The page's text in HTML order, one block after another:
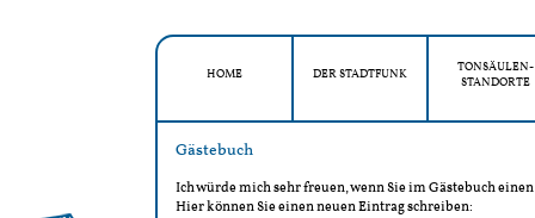
HOME DER STADTFUNK
TONSÄULEN-
STANDORTE
Gästebuch
Ich würde mich sehr freuen, wenn Sie im Gästebuch
Hier können Sie einen neuen Eintrag schreiben: